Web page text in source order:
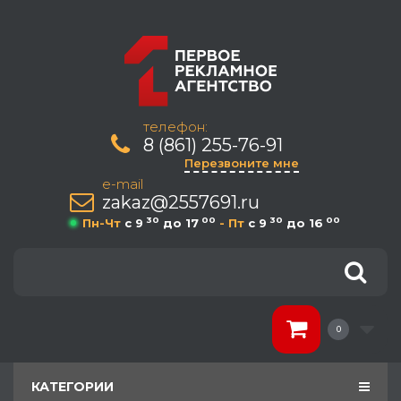
телефон:
8 (861) 255-76-91
Перезвоните мне
e-mail
zakaz@2557691.ru
Пн-Чт c 9 30 до 17 00 - Пт c 9 30 до 16 00
0
КАТЕГОРИИ